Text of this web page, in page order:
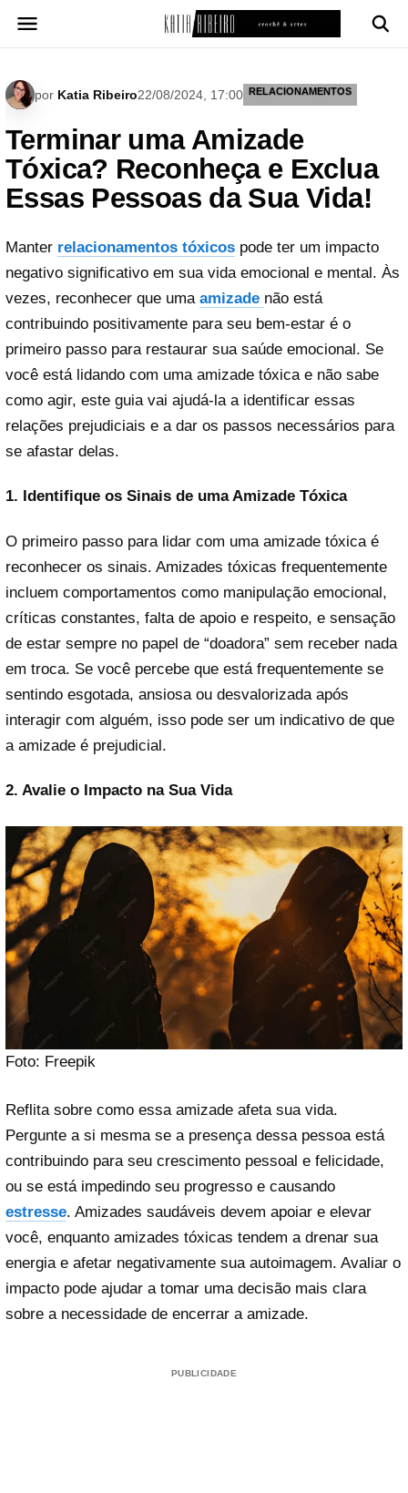
para
por Katia Ribeiro22/08/2024, 17:00 RELACIONAMENTOS
Terminar uma Amizade
Tóxica? Reconheça e Exclua
Essas Pessoas da Sua Vida!
Manter relacionamentos tóxicos pode ter um impacto
negativo significativo em sua vida emocional e mental. Às
vezes, reconhecer que uma amizade não está
contribuindo positivamente para seu bem-estar é o
primeiro passo para restaurar sua saúde emocional. Se
você está lidando com uma amizade tóxica e não sabe
como agir, este guia vai ajudá-la a identificar essas
relações prejudiciais e a dar os passos necessários para
se afastar delas.
1. Identifique os Sinais de uma Amizade Tóxica
O primeiro passo para lidar com uma amizade tóxica é
reconhecer os sinais. Amizades tóxicas frequentemente
incluem comportamentos como manipulação emocional,
críticas constantes, falta de apoio e respeito, e sensação
de estar sempre no papel de “doadora” sem receber nada
em troca. Se você percebe que está frequentemente se
sentindo esgotada, ansiosa ou desvalorizada após
interagir com alguém, isso pode ser um indicativo de que
a amizade é prejudicial.
2. Avalie o Impacto na Sua Vida
Foto: Freepik
Reflita sobre como essa amizade afeta sua vida.
Pergunte a si mesma se a presença dessa pessoa está
contribuindo para seu crescimento pessoal e felicidade,
ou se está impedindo seu progresso e causando
estresse. Amizades saudáveis devem apoiar e elevar
você, enquanto amizades tóxicas tendem a drenar sua
energia e afetar negativamente sua autoimagem. Avaliar o
impacto pode ajudar a tomar uma decisão mais clara
sobre a necessidade de encerrar a amizade.
PUBLICIDADE